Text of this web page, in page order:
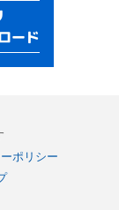
ポリシー